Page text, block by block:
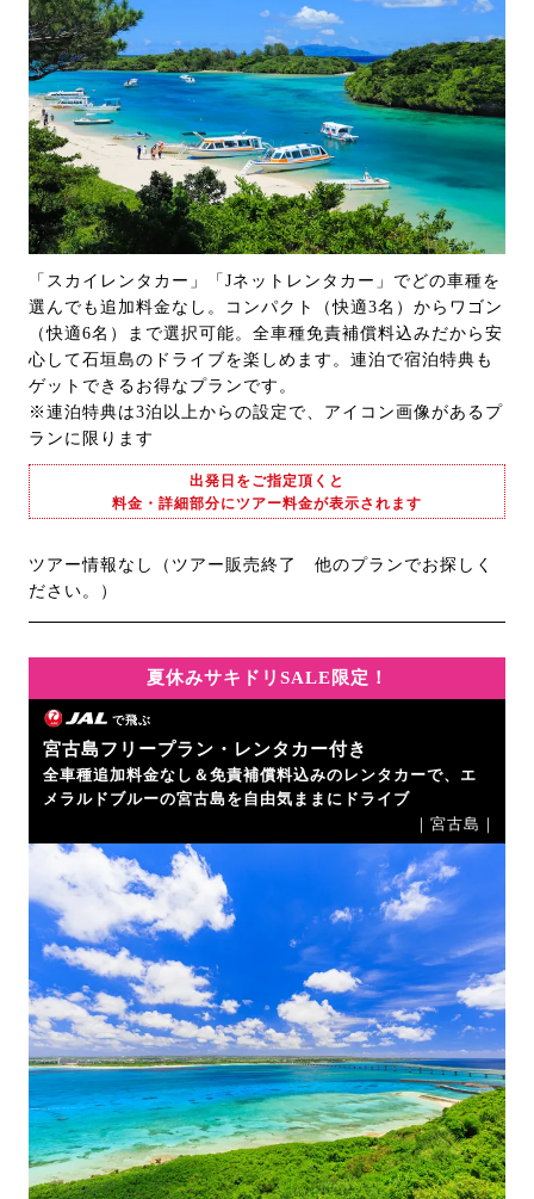
「スカイレンタカー」「Jネットレンタカー」でどの車種を
選んでも追加料金なし。コンパクト（快適3名）からワゴン
（快適6名）まで選択可能。全車種免責補償料込みだから安
心して石垣島のドライブを楽しめます。連泊で宿泊特典も
ゲットできるお得なプランです。
※連泊特典は3泊以上からの設定で、アイコン画像があるプ
ランに限ります
出発日をご指定頂くと
料金・詳細部分にツアー料金が表示されます
ツアー情報なし（ツアー販売終了 他のプランでお探しく
ださい。）
夏休みサキドリSALE限定！
で飛ぶ
宮古島フリープラン・レンタカー付き
全車種追加料金なし＆免責補償料込みのレンタカーで、エ
メラルドブルーの宮古島を自由気ままにドライブ
｜宮古島｜